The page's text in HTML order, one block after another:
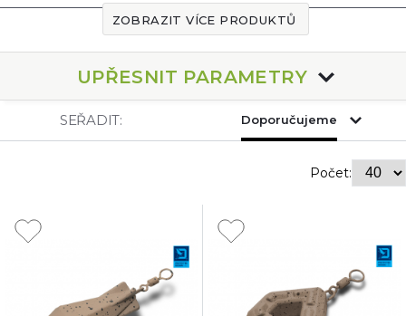
ZOBRAZIT VÍCE PRODUKTŮ
UPŘESNIT PARAMETRY
SEŘADIT: Doporučujeme
Počet: